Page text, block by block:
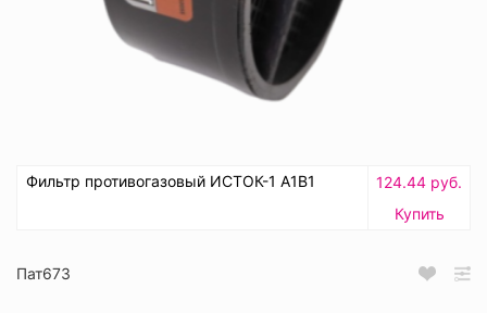
Фильтр противогазовый ИСТОК-1 А1В1
124.44 руб.
Купить
Пат673